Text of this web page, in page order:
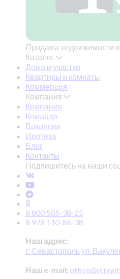
Продажа недвижимости
Каталог
Дома и участки
Квартиры и комнаты
Коммерция
Компания
Компания
Команда
Вакансии
Ипотека
Блог
Контакты
Подпишитесь на наши
8 800 505-38-25
8 978 110-86-38
Наш адрес:
г. Севастополь ул.
Наш e-mail: